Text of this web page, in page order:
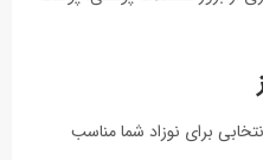
برای نوزاد شما مناسب